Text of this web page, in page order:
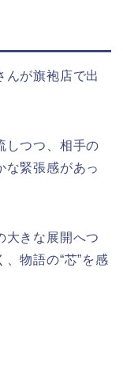
んが旗袍店で出
しつつ、相手の
な緊張感があっ
大きな展開へつ
物語の“芯”を感